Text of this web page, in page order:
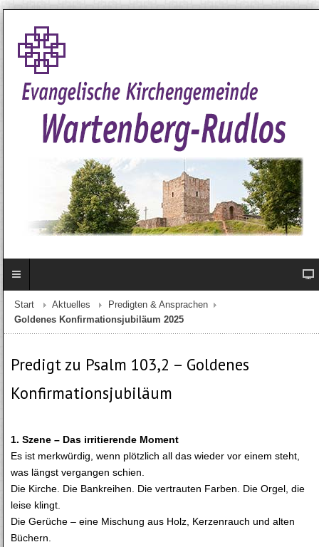
Start Aktuelles
Predigten & Ansprachen
Goldenes Konfirmationsjubiläum 2025
Predigt zu Psalm 103,2 – Goldenes
Konfirmationsjubiläum
1. Szene – Das irritierende Moment
Es ist merkwürdig, wenn plötzlich all das wieder vor einem steht,
was längst vergangen schien.
Die Kirche. Die Bankreihen. Die vertrauten Farben. Die Orgel, die
leise klingt.
Die Gerüche – eine Mischung aus Holz, Kerzenrauch und alten
Büchern.